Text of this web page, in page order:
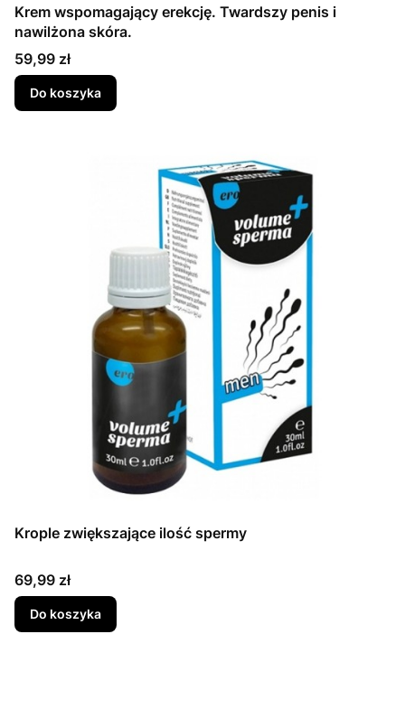
Krem wspomagający erekcję. Twardszy penis i
nawilżona skóra.
Cena
59,99 zł
Do koszyka
Krople zwiększające ilość spermy
Cena
69,99 zł
Do koszyka